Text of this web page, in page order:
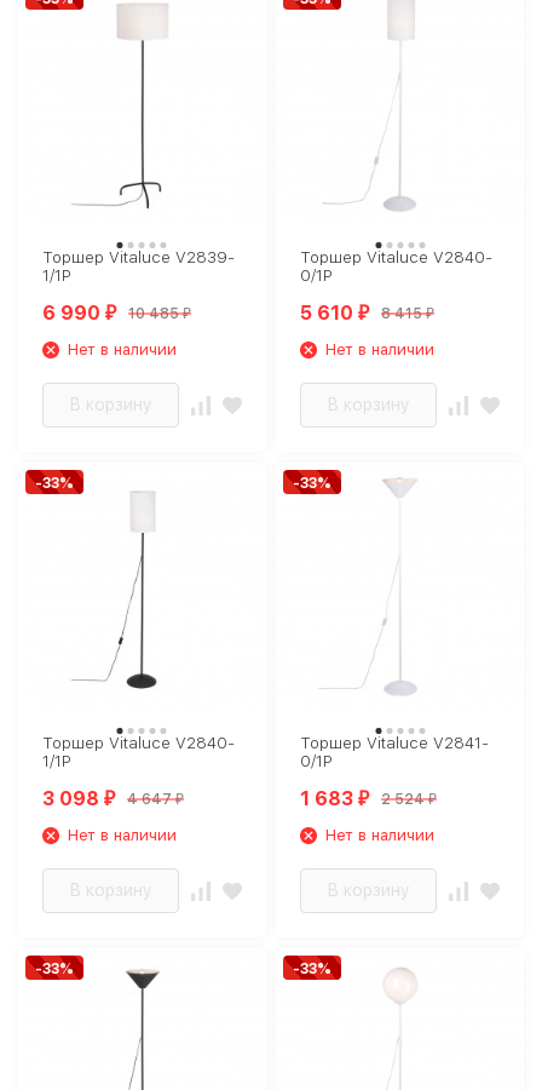
Торшер Vitaluce V2839-
1/1P
6 990₽ 10 485₽
Нет в наличии
В корзину
Торшер Vitaluce V2840-
0/1P
5 610₽ 8 415₽
Нет в наличии
В корзину
-33%
Торшер Vitaluce V2840-
1/1P
3 098₽ 4 647₽
Нет в наличии
В корзину
-33%
Торшер Vitaluce V2841-
0/1P
1 683₽ 2 524₽
Нет в наличии
В корзину
-33% -33%